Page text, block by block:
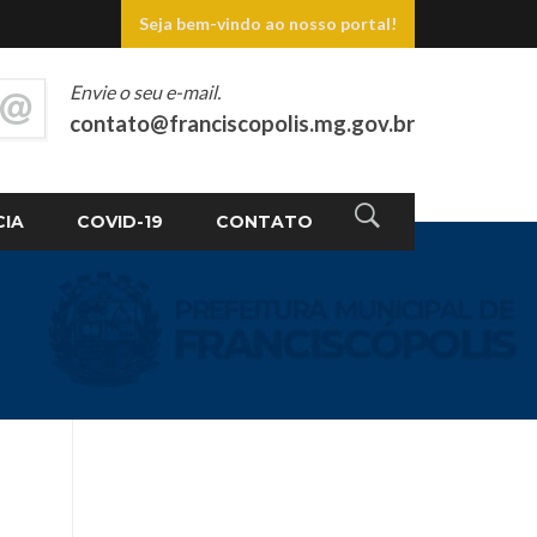
Seja bem-vindo ao nosso portal!
COVID-19 CONTATO
Envie o seu e-mail.
contato@franciscopolis.mg.gov.br